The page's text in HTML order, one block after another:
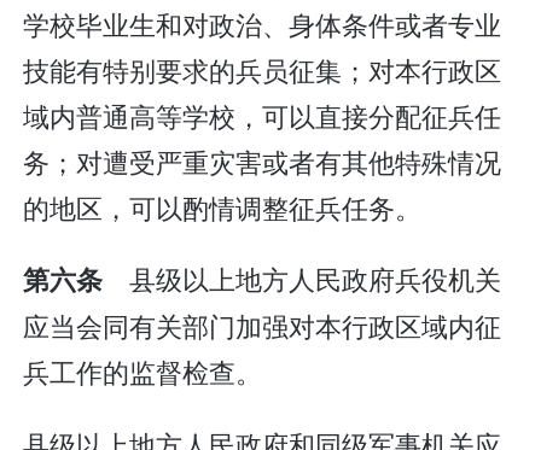
学校毕业生和对政治、身体条件或者专业
技能有特别要求的兵员征集；对本行政区
域内普通高等学校，可以直接分配征兵任
务；对遭受严重灾害或者有其他特殊情况
的地区，可以酌情调整征兵任务。
第六条 县级以上地方人民政府兵役机关
应当会同有关部门加强对本行政区域内征
兵工作的监督检查。